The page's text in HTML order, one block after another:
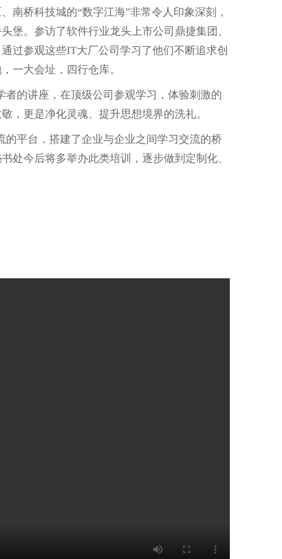
南桥科技城的“数字江海”非常令人印象深刻，
堡。参访了软件行业龙头上市公司鼎捷集团、
通过参观这些IT大厂公司学习了他们不断追求创
一大会址，四行仓库。
的讲座，在顶级公司参观学习，体验刺激的
，更是净化灵魂、提升思想境界的洗礼。
平台，搭建了企业与企业之间学习交流的桥
处今后将多举办此类培训，逐步做到定制化、